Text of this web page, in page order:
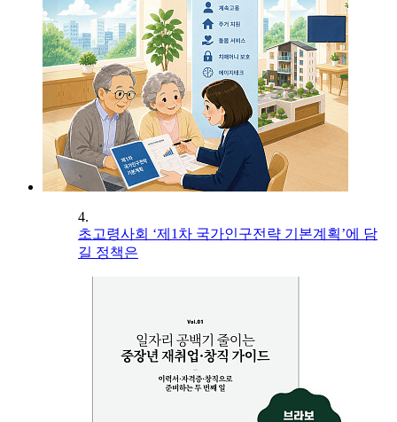
4.
초고령사회 ‘제1차 국가인구전략 기본계획’에 담
길 정책은